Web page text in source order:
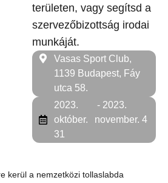
területen, vagy segítsd a
szervezőbizottság irodai
munkáját.
Vasas Sport Club,
1139 Budapest, Fáy
utca 58.
2023.
október.
31
- 2023.
november. 4
kerül a nemzetközi tollaslabda